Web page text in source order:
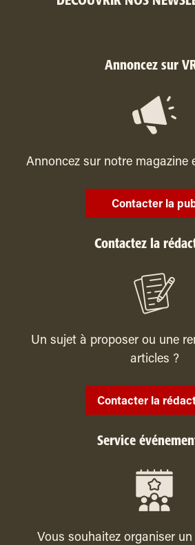
Annoncez sur
Annoncez sur notre magazine
Contacter la
Contactez la
Un sujet à proposer ou une
articles ?
Contacter la
Service
Vous souhaitez organiser